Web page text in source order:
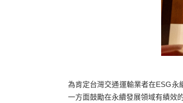
為肯定台灣交通運輸業者在ESG永
一方面鼓勵在永續發展領域有績效